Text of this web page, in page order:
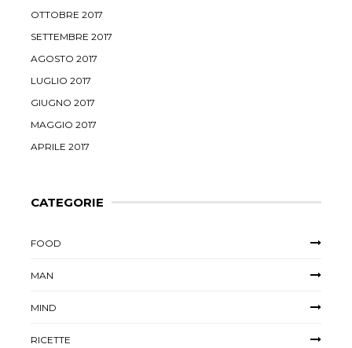
OTTOBRE 2017
SETTEMBRE 2017
AGOSTO 2017
LUGLIO 2017
GIUGNO 2017
MAGGIO 2017
APRILE 2017
CATEGORIE
FOOD
MAN
MIND
RICETTE